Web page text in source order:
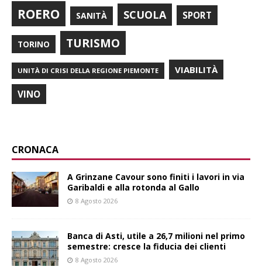
ROERO SANITÀ SCUOLA SPORT
TORINO TURISMO
UNITÀ DI CRISI DELLA REGIONE PIEMONTE VIABILITÀ
VINO
CRONACA
A Grinzane Cavour sono finiti i lavori in via
Garibaldi e alla rotonda al Gallo
8 Agosto 2026
Banca di Asti, utile a 26,7 milioni nel primo
semestre: cresce la fiducia dei clienti
8 Agosto 2026